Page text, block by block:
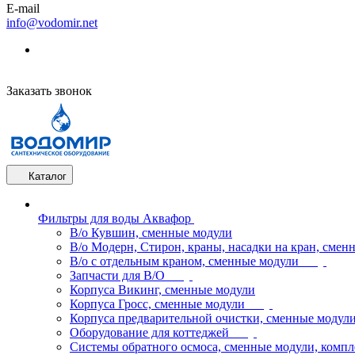
E-mail
info@vodomir.net
Заказать звонок
Каталог
Фильтры для воды Аквафор
В/о Кувшин, сменные модули
В/о Модерн, Стирон, краны, насадки на кран,
В/о с отдельным краном, сменные модули
Запчасти для В/О
Корпуса Викинг, сменные модули
Корпуса Гросс, сменные модули
Корпуса предварительной очистки, сменные модули
Оборудование для коттеджей
Системы обратного осмоса, сменные модули,